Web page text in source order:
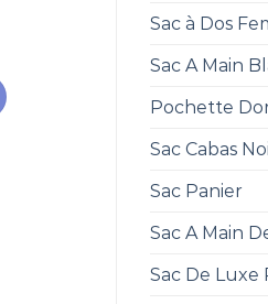
Sac à Dos
Sac A Main
Pochette
Sac Cabas
Sac Panier
Sac A Main
Sac De Luxe